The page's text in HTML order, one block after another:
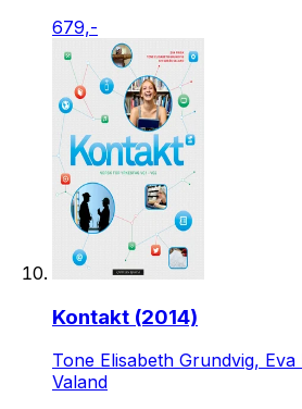
679,-
Kontakt (2014)
Tone Elisabeth Grundvig,
Valand